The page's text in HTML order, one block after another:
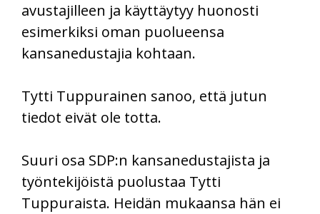
avustajilleen ja käyttäytyy huonosti
esimerkiksi oman puolueensa
kansanedustajia kohtaan.
Tytti Tuppurainen sanoo, että jutun
tiedot eivät ole totta.
Suuri osa SDP:n kansanedustajista ja
työntekijöistä puolustaa Tytti
Tuppuraista. Heidän mukaansa hän ei